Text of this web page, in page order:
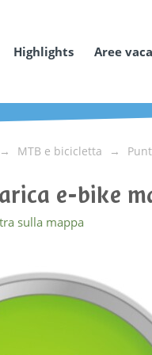
Highlights Aree
MTB e bicicletta
e-bike
sulla mappa